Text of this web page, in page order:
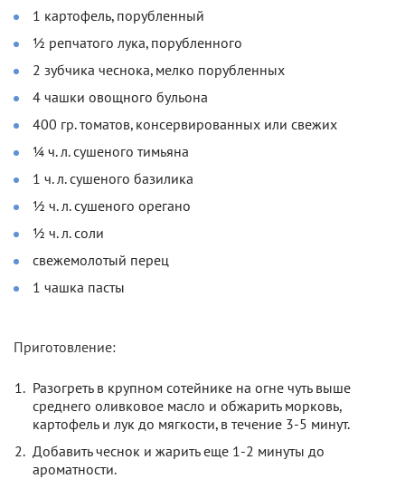
1 картофель, порубленный
½ репчатого лука, порубленного
2 зубчика чеснока, мелко порубленных
4 чашки овощного бульона
400 гр. томатов, консервированных или свежих
¼ ч. л. сушеного тимьяна
1 ч. л. сушеного базилика
½ ч. л. сушеного орегано
½ ч. л. соли
свежемолотый перец
1 чашка пасты
Приготовление:
Разогреть в крупном сотейнике на огне чуть выше
среднего оливковое масло и обжарить морковь,
картофель и лук до мягкости, в течение 3-5 минут.
Добавить чеснок и жарить еще 1-2 минуты до
ароматности.